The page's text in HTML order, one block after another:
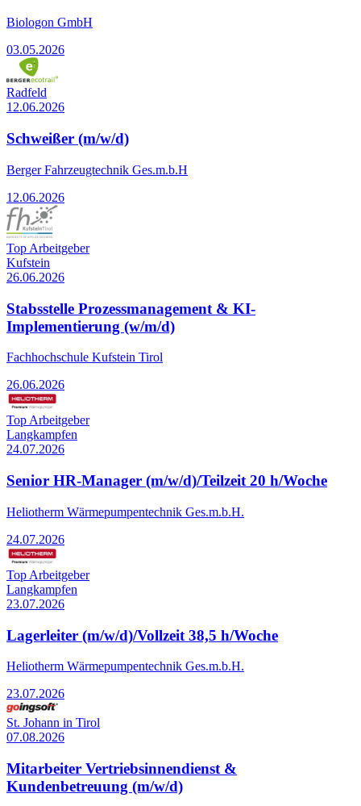
Biologon GmbH
03.05.2026
Radfeld
12.06.2026
Schweißer (m/w/d)
Berger Fahrzeugtechnik Ges.m.b.H
12.06.2026
Top Arbeitgeber
Kufstein
26.06.2026
Stabsstelle Prozessmanagement & KI-
Implementierung (w/m/d)
Fachhochschule Kufstein Tirol
26.06.2026
Top Arbeitgeber
Langkampfen
24.07.2026
Senior HR-Manager (m/w/d)/Teilzeit 20 h/Woche
Heliotherm Wärmepumpentechnik Ges.m.b.H.
24.07.2026
Top Arbeitgeber
Langkampfen
23.07.2026
Lagerleiter (m/w/d)/Vollzeit 38,5 h/Woche
Heliotherm Wärmepumpentechnik Ges.m.b.H.
23.07.2026
St. Johann in Tirol
07.08.2026
Mitarbeiter Vertriebsinnendienst &
Kundenbetreuung (m/w/d)